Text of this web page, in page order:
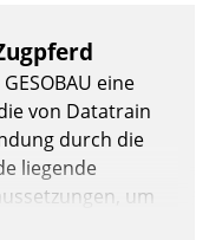
eine
von Datatrain
durch die
liegende
um
und weitere